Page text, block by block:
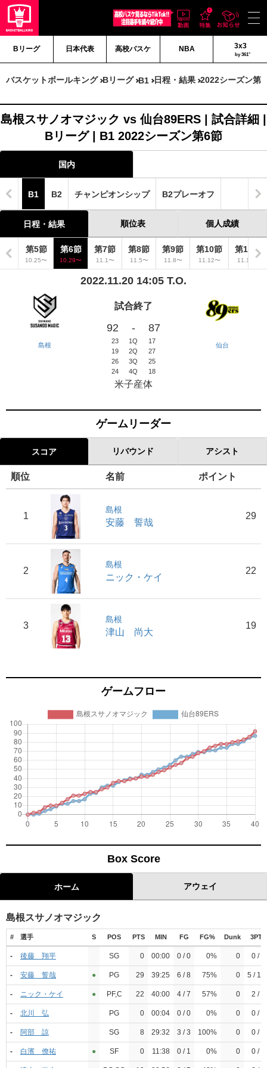
Bリーグ 日本代表 高校バスケ NBA 3x3
by 361°
バスケットボールキング Bリーグ B1 日程・結果 2022シーズン第
島根スサノオマジック vs 仙台89ERS | 試合詳細 |
Bリーグ | B1 2022シーズン第6節
国内
B1 B2 チャンピオンシップ B2プレーオフ
日程・結果 順位表 個人成績
節
〜
第5節
10.25〜
第6節
10.29〜
第7節
11.1〜
第8節
11.5〜
第9節
11.8〜
第10節
11.12〜
第11節
11.15〜
2022.11.20 14:05 T.O.
島根
試合終了
92 - 87
23 1Q
17
19
2Q
27
26
3Q
25
24
4Q 18
米子産体
仙台
ゲームリーダー
スコア リバウンド アシスト
順位 名前 ポイント
1
島根
安藤 誓哉
29
2
島根
ニック・ケイ
22
3
島根
津山 尚大
19
ゲームフロー
Box Score
ホーム アウェイ
島根スサノオマジック
# 選手 S POS PTS MIN FG FG% Dunk 3PT
- 後藤 翔平 SG 0 00:00 0 / 0 0% 0 0 / 0
- 安藤 誓哉 ●︎ PG 29 39:25 6 / 8 75% 0 5 / 12
- ニック・ケイ ●︎ PF,C 22 40:00 4 / 7 57% 0 2 / 4
- 北川 弘 PG 0 00:04 0 / 0 0% 0 0 / 0
- 阿部 諒 SG 8 29:32 3 / 3 100% 0 0 / 4
- 白濱 僚祐 ●︎ SF 0 11:38 0 / 1 0% 0 0 / 1